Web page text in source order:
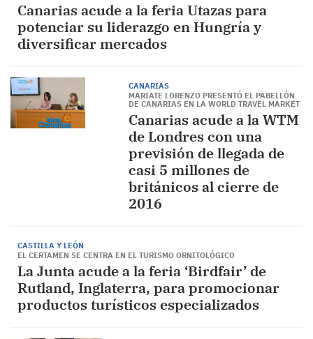
Canarias acude a la feria Utazas para
potenciar su liderazgo en Hungría y
diversificar mercados
CANARIAS
MARIATE LORENZO PRESENTÓ EL PABELLÓN
DE CANARIAS EN LA WORLD TRAVEL MARKET
Canarias acude a la WTM
de Londres con una
previsión de llegada de
casi 5 millones de
británicos al cierre de
2016
CASTILLA Y LEÓN
EL CERTAMEN SE CENTRA EN EL TURISMO ORNITOLÓGICO
La Junta acude a la feria ‘Birdfair’ de
Rutland, Inglaterra, para promocionar
productos turísticos especializados